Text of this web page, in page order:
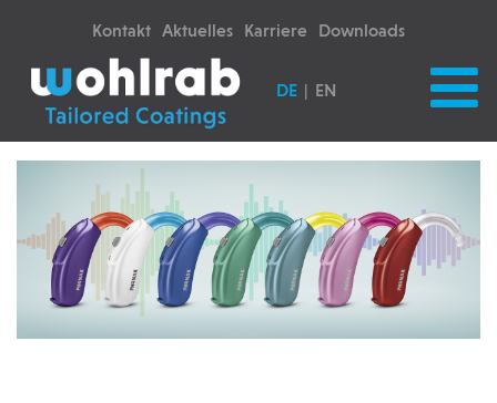
Kontakt Aktuelles Karriere Downloads
DE EN